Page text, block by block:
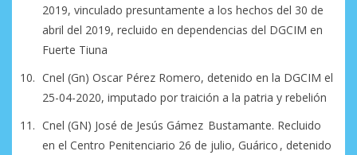
2019, vinculado presuntamente a los hechos del 30 de
abril del 2019, recluido en dependencias del DGCIM en
Fuerte Tiuna
Cnel (Gn) Oscar Pérez Romero, detenido en la DGCIM el
25-04-2020, imputado por traición a la patria y rebelión
Cnel (GN) José de Jesús Gámez Bustamante. Recluido
en el Centro Penitenciario 26 de julio, Guárico , detenido